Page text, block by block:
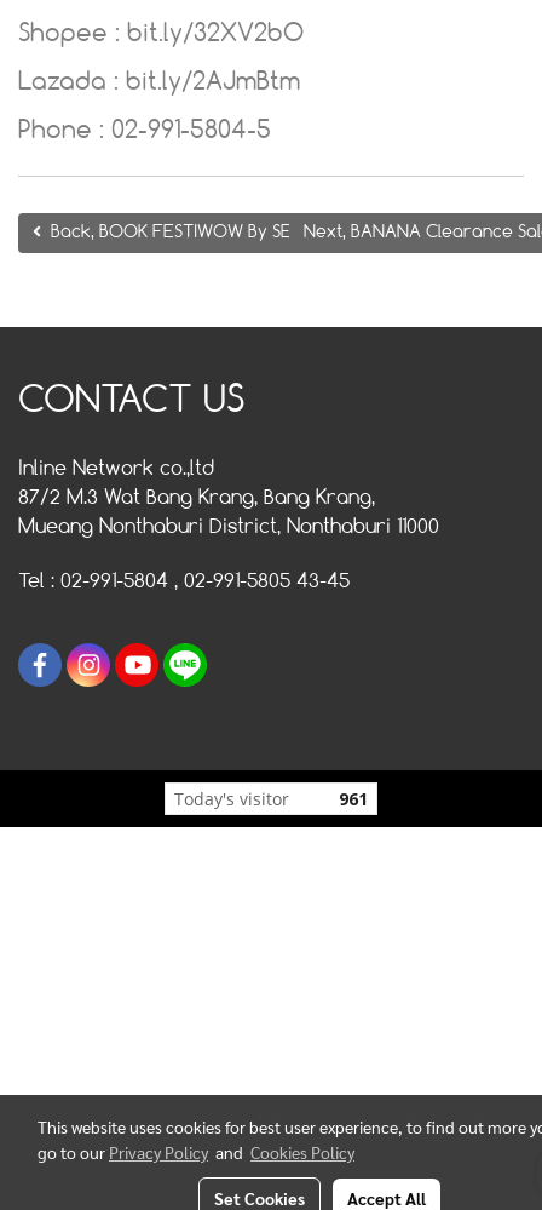
Shopee : bit.ly/32XV2bO
Lazada : bit.ly/2AJmBtm
Phone : 02-991-5804-5
Back, BOOK FESTIWOW By SE-ED เทศกาลงานบุ๊ค เซ็นทรัลพลา
Next, BANANA Clearance
CONTACT US
Inline Network co.,ltd
87/2 M.3 Wat Bang Krang, Bang Krang,
Mueang Nonthaburi District, Nonthaburi 11000
Tel : 02-991-5804 , 02-991-5805 43-45
Today's visitor 961
This website uses cookies for best user experience, to find out more
go to our Privacy Policy and Cookies Policy
Set Cookies Accept All